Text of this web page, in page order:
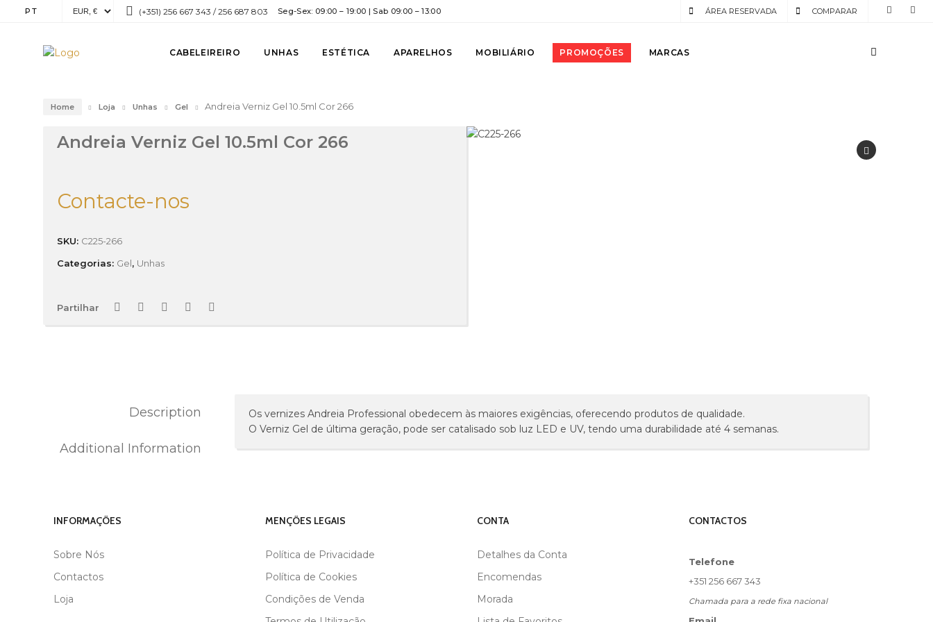
PT (+351) 256 667 343 / 256 687 803 Seg-Sex: 09:00 – 19:00 | Sab 09:00 – 13:00 COMPARAR
ÁREA RESERVADA
CABELEIREIRO UNHAS ESTÉTICA APARELHOS MOBILIÁRIO PROMOÇÕES MARCAS
Home Loja Unhas Gel Andreia Verniz Gel 10.5ml Cor 266
Andreia Verniz Gel 10.5ml Cor 266
Contacte-nos
SKU: C225-266
Categorias: Gel, Unhas
Partilhar
Description
Additional Information
Os vernizes Andreia Professional obedecem às maiores exigências, oferecendo produtos de qualidade.
O Verniz Gel de última geração, pode ser catalisado sob luz LED e UV, tendo uma durabilidade até 4 semanas.
MARCA
INFORMAÇÕES
Sobre Nós
Contactos
Loja
MENÇÕES LEGAIS
Política de Privacidade
Política de Cookies
Condições de Venda
CONTA
Detalhes da Conta
Encomendas
Morada
CONTACTOS
Telefone
+351 256 667 343
Chamada para a rede fixa nacional